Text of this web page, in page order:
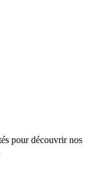
pour découvrir nos